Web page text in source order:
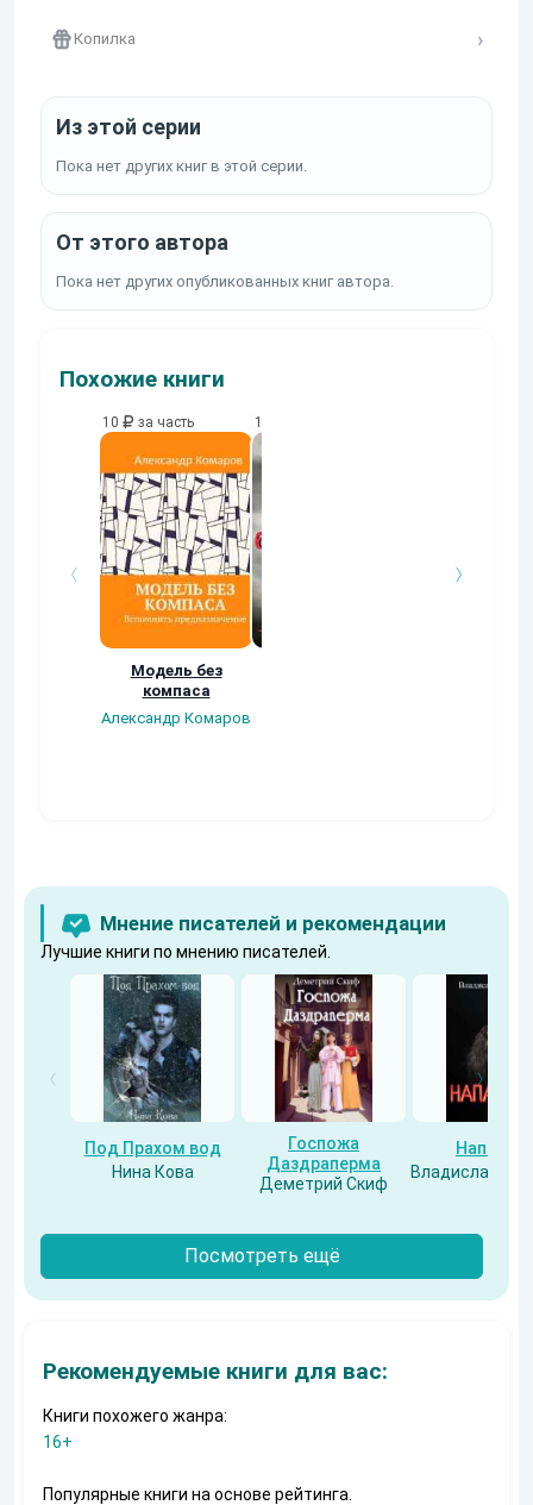
Копилка
Из этой серии
Пока нет других книг в этой серии.
От этого автора
Пока нет других опубликованных книг автора.
Похожие книги
10 за часть
Модель без
компаса
Александр Комаров
10
Мнение писателей и рекомендации
Лучшие книги по мнению писателей.
Под Прахом вод
Нина Кова
Госпожа
Даздраперма
Деметрий Скиф
Напарник
Владислав
Посмотреть ещё
Рекомендуемые книги для вас:
Книги похожего жанра:
16+
Популярные книги на основе рейтинга.